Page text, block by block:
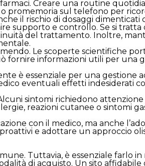
Creare una routine
promemoria sul telefono per
il rischio di dosaggi dimenticati
supporto e controllo. Se si
del trattamento. Inoltre,
Le scoperte scientifiche
informazioni utili per una
è essenziale per una
eventuali effetti indesiderati
sintomi richiedono
reazioni cutanee o sintomi
con il medico, ma anche
e adottare un approccio
Tuttavia, è essenziale farlo
di acquisto. Un sito